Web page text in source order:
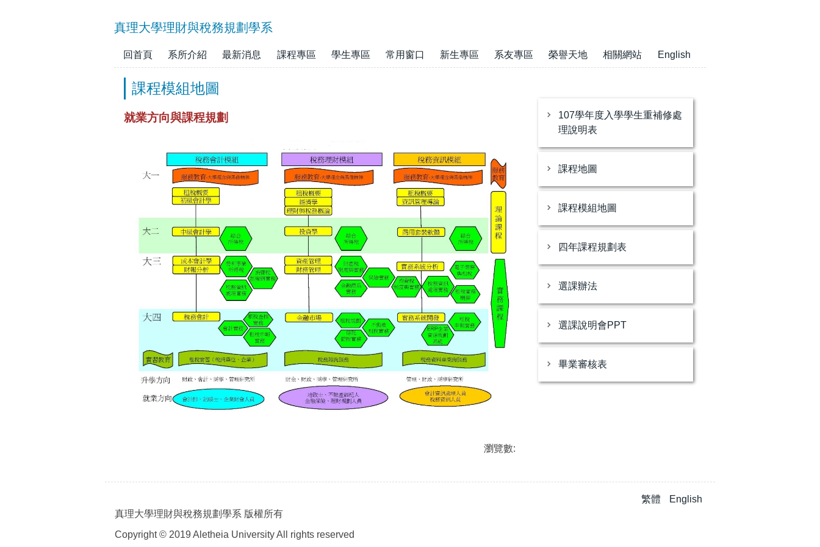
真理大學理財與稅務規劃學系
回首頁 系所介紹 最新消息 課程專區 學生專區 常用窗口 新生專區 系友專區 榮譽天地 相關網站 English
課程模組地圖
就業方向與課程規劃
瀏覽數:
107學年度入學學生重補修處
理說明表
課程地圖
課程模組地圖
四年課程規劃表
選課辦法
選課說明會PPT
畢業審核表
繁體
English
真理大學理財與稅務規劃學系 版權所有
Copyright © 2019 Aletheia University All rights reserved